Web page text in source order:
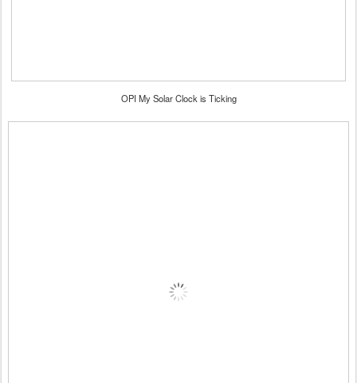
OPI My Solar Clock is Ticking